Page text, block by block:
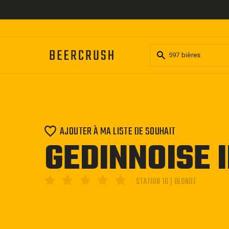
au
AJOUTER À MA LISTE DE SOUHAIT
STATION 16 | BLONDE